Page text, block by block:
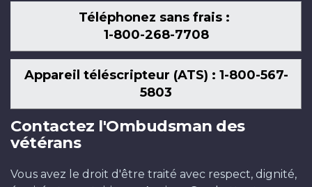
Téléphonez sans frais :
1-800-268-7708
Appareil téléscripteur (ATS) : 1-800-567-
5803
Contactez l'Ombudsman des
vétérans
Vous avez le droit d'être traité avec respect, dignité,